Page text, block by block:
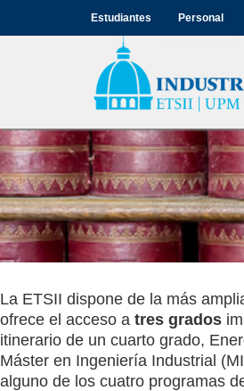
Estudiantes Personal
La ETSII dispone de la más
ofrece el acceso a tres grados
itinerario de un cuarto grado,
Máster en Ingeniería Industrial
alguno de los cuatro programas